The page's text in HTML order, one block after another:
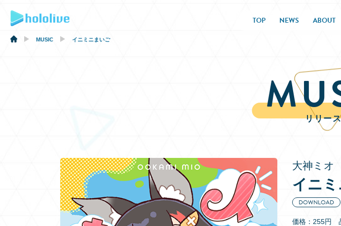
TOP NEWS ABOUT
MUSIC イニミニまいご
リリー
大神ミオ
イニ
DOWNLOAD
価格：255円